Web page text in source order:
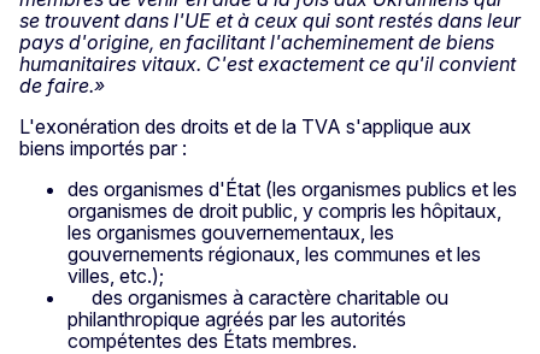
se trouvent dans l'UE et à ceux qui sont restés dans leur
pays d'origine, en facilitant l'acheminement de biens
humanitaires vitaux. C'est exactement ce qu'il convient
de faire.»
L'exonération des droits et de la TVA s'applique aux
biens importés par :
des organismes d'État (les organismes publics et les
organismes de droit public, y compris les hôpitaux,
les organismes gouvernementaux, les
gouvernements régionaux, les communes et les
villes, etc.);
des organismes à caractère charitable ou
philanthropique agréés par les autorités
compétentes des États membres.